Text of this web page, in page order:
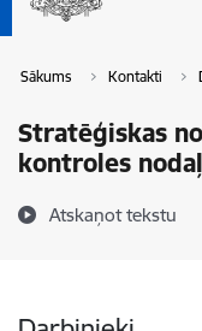
Sākums Kontakti
Stratēģiskas
kontroles
Atskaņot tekstu